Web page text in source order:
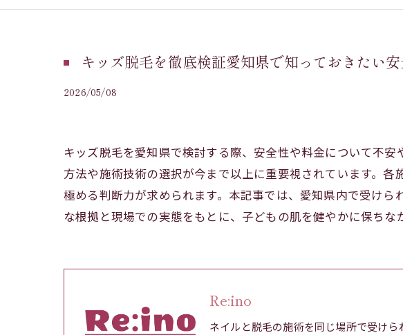
キッズ脱毛を徹底検証愛知県で知っておきたい
2026/05/08
キッズ脱毛を愛知県で検討する際、安全性や料金について不
方法や施術技術の選択が今まで以上に重要視されています。
極める判断力が求められます。本記事では、愛知県内で受け
な根拠と現場での実態をもとに、子どもの肌を健やかに保ちな
Re:ino
ネイルと脱毛の施術を同じ場所で受け